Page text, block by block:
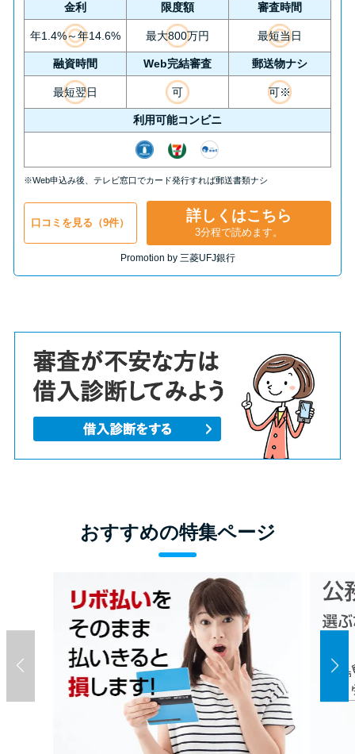
金利 限度額 審査時間
年1.4%～年14.6% 最大800万円 最短当日
融資時間 Web完結審査 郵送物ナシ
最短翌日 可 可※
利用可能コンビニ
※Web申込み後、テレビ窓口でカード発行すれば郵送書類ナシ
口コミを見る（9件） 詳しくはこちら
3分程で読めます。
Promotion by 三菱UFJ銀行
おすすめの特集ページ